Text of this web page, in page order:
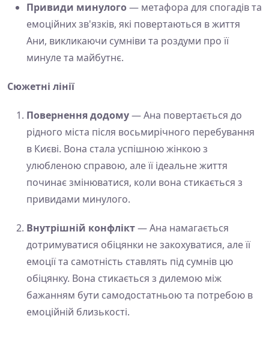
Привиди минулого— метафора для спогадів та
емоційних зв'язків, які повертаються в життя
Ани, викликаючи сумніви та роздуми про її
минуле та майбутнє.
Сюжетні лінії
Повернення додому— Ана повертається до
рідного міста після восьмирічного перебування
в Києві. Вона стала успішною жінкою з
улюбленою справою, але її ідеальне життя
починає змінюватися, коли вона стикається з
привидами минулого.
Внутрішній конфлікт— Ана намагається
дотримуватися обіцянки не закохуватися, але її
емоції та самотність ставлять під сумнів цю
обіцянку. Вона стикається з дилемою між
бажанням бути самодостатньою та потребою в
емоційній близькості.